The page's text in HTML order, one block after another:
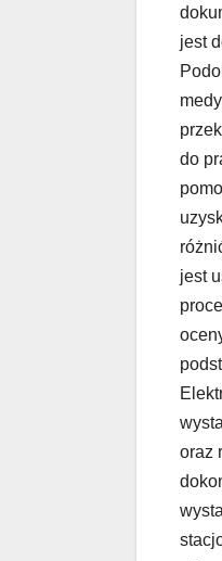
jest
do
jest
oraz